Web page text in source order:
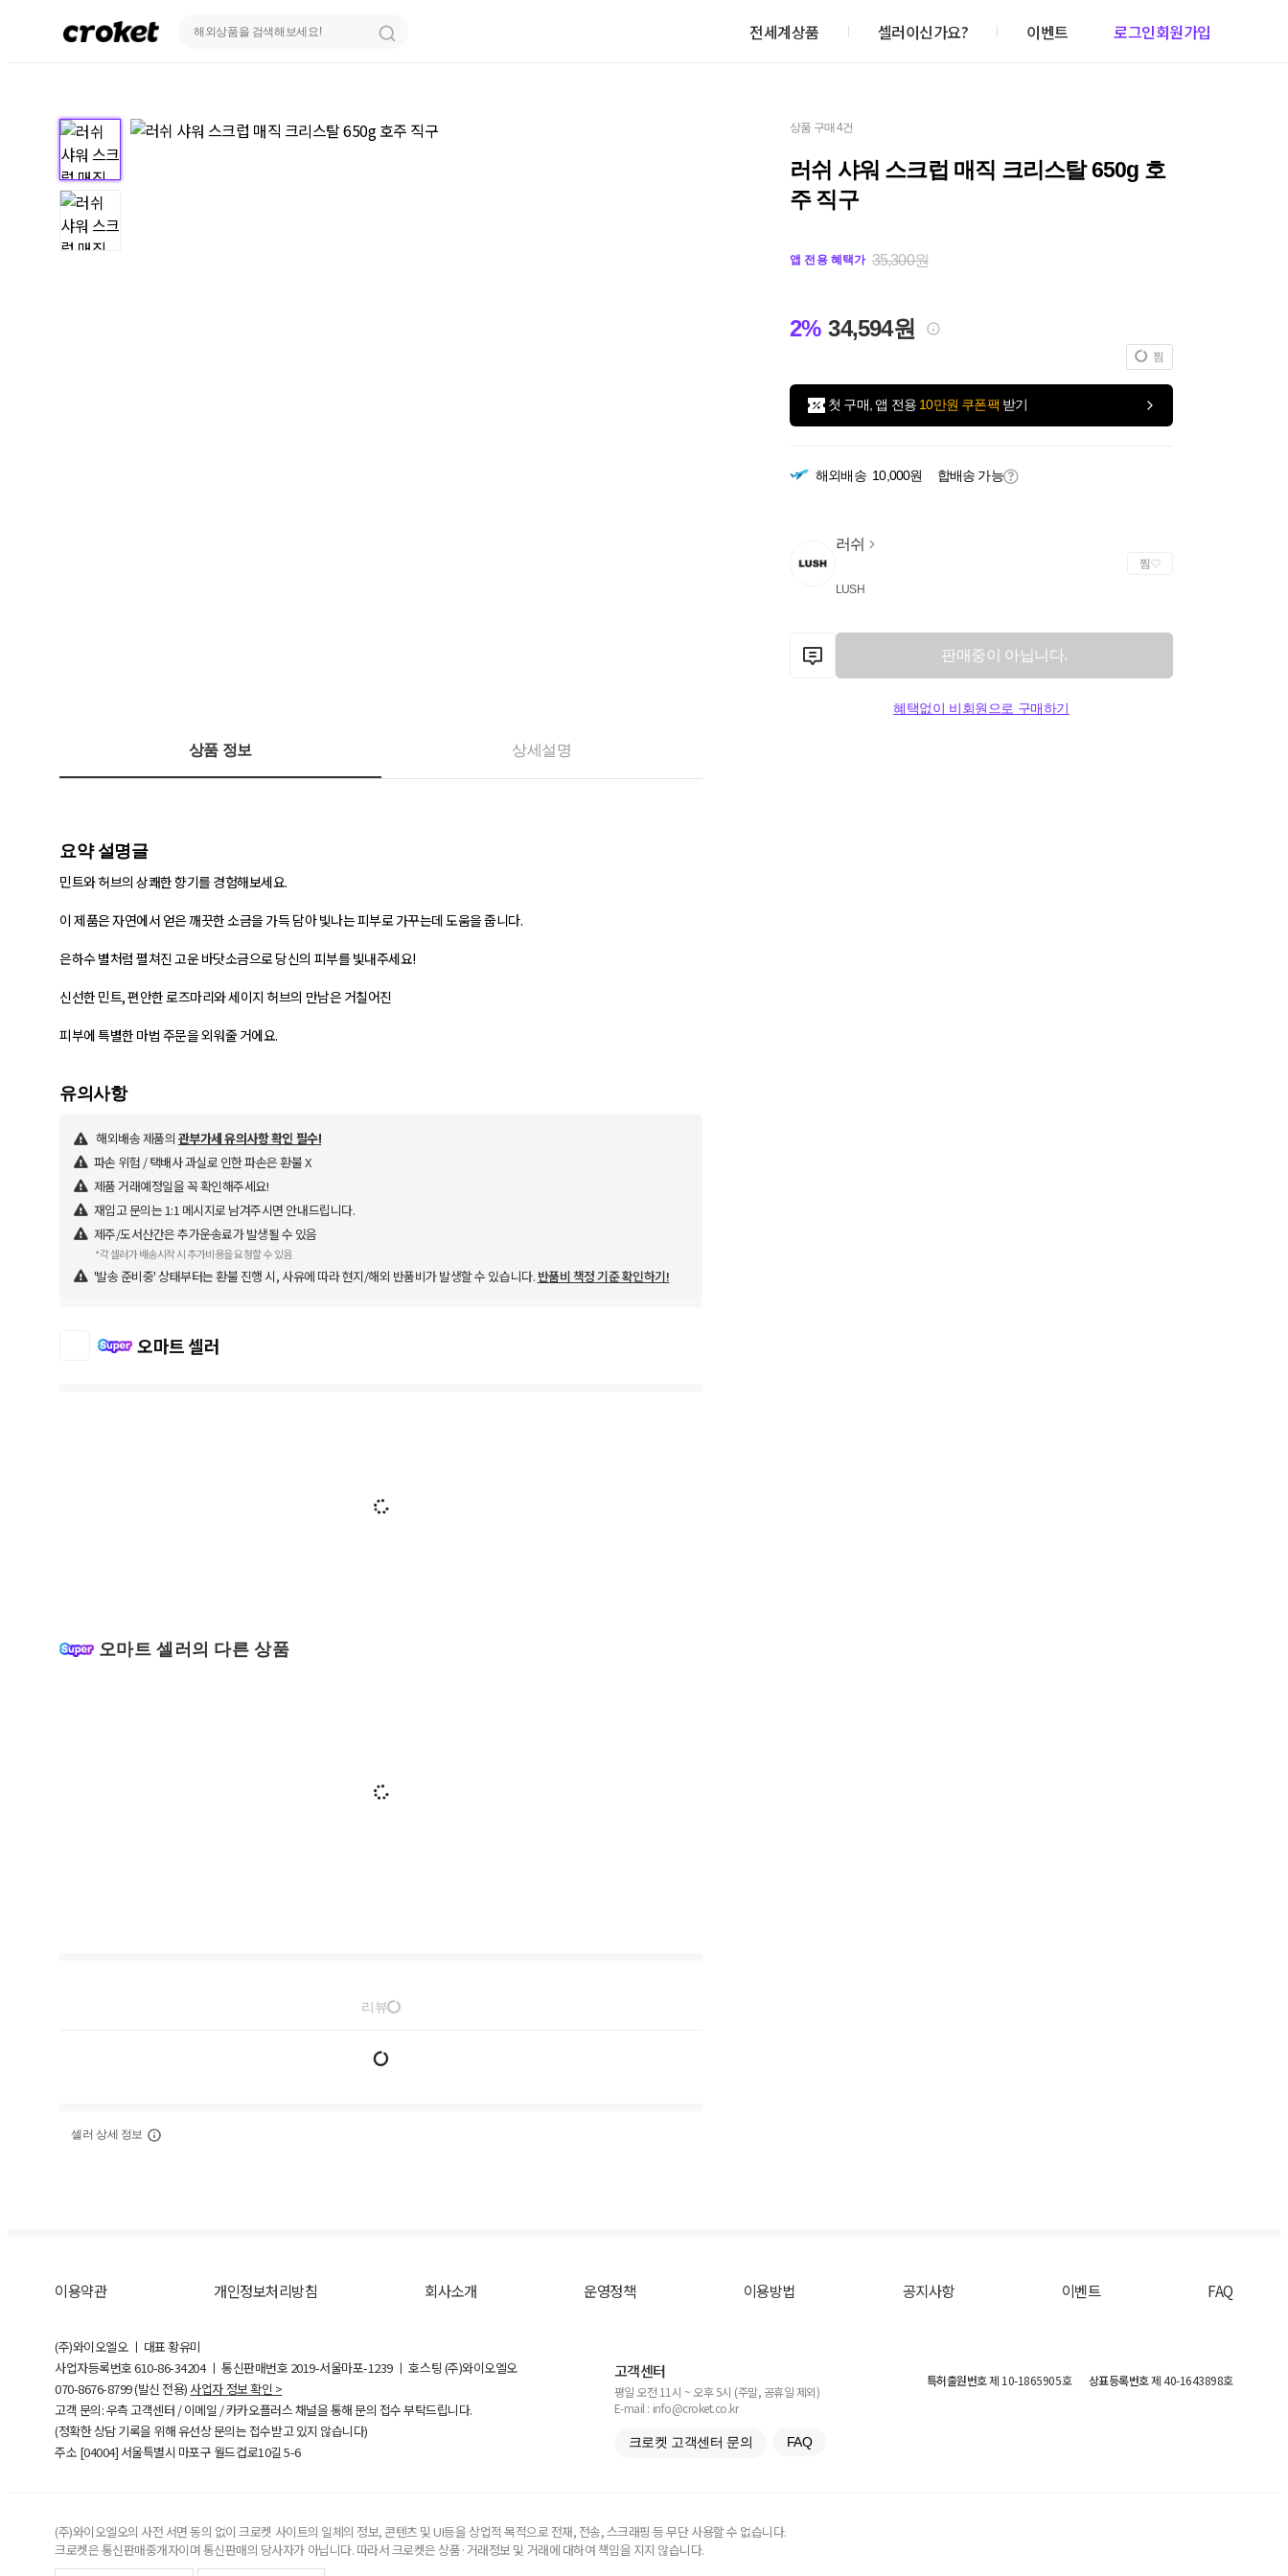
전세계상품 셀러이신가요? 이벤트 로그인회원가입
상품 구매 4건
러쉬 샤워 스크럽 매직 크리스탈 650g 호
주 직구
앱 전용 혜택가 35,300원
2% 34,594원
찜
첫 구매, 앱 전용 10만원 쿠폰팩 받기
해외배송 10,000원 합배송 가능
러쉬
LUSH
찜
판매중이 아닙니다.
혜택없이 비회원으로 구매하기
상품 정보 상세설명
요약 설명글
민트와 허브의 상쾌한 향기를 경험해보세요.
이 제품은 자연에서 얻은 깨끗한 소금을 가득 담아 빛나는 피부로 가꾸는데 도움을 줍니다.
은하수 별처럼 펼쳐진 고운 바닷소금으로 당신의 피부를 빛내주세요!
신선한 민트, 편안한 로즈마리와 세이지 허브의 만남은 거칠어진
피부에 특별한 마법 주문을 외워줄 거에요.
유의사항
해외배송 제품의 관부가세 유의사항 확인 필수!
파손 위험 / 택배사 과실로 인한 파손은 환불 X
제품 거래예정일을 꼭 확인해주세요!
재입고 문의는 1:1 메시지로 남겨주시면 안내드립니다.
제주/도서산간은 추가운송료가 발생될 수 있음
*각 셀러가 배송시작 시 추가비용을 요청할 수 있음
'발송 준비중' 상태부터는 환불 진행 시, 사유에 따라 현지/해외 반품비가 발생할 수 있습니다. 반품비 책정 기준 확인하기!
오마트 셀러
오마트 셀러의 다른 상품
리뷰
셀러 상세 정보
이용약관 개인정보처리방침 회사소개 운영정책 이용방법 공지사항 이벤트 FAQ
(주)와이오엘오 ㅣ 대표 황유미
사업자등록번호610-86-34204ㅣ 통신판매번호 2019-서울마포-1239 ㅣ 호스팅 (주)와이오엘오
070-8676-8799 (발신 전용) 사업자 정보 확인 >
고객 문의: 우측 고객센터 / 이메일 / 카카오플러스 채널을 통해 문의 접수 부탁드립니다.
(정확한 상담 기록을 위해 유선상 문의는 접수받고 있지 않습니다)
주소 [04004] 서울특별시 마포구 월드컵로10길5-6
고객센터
평일 오전 11시 ~ 오후 5시 (주말, 공휴일 제외)
E-mail : info@croket.co.kr
크로켓 고객센터 문의 FAQ
특허출원번호제 10-1865905호 상표등록번호제 40-1643898호
(주)와이오엘오의 사전 서면 동의 없이 크로켓 사이트의 일체의 정보, 콘텐츠 및 UI등을 상업적 목적으로 전재, 전송, 스크래핑 등 무단 사용할 수 없습니다.
크로켓은 통신판매중개자이며 통신판매의 당사자가 아닙니다. 따라서 크로켓은 상품·거래정보 및 거래에 대하여 책임을 지지 않습니다.